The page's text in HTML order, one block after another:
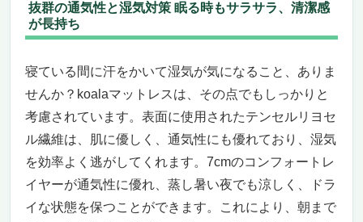
抜群の通気性と湿気対策 眠る時もサラサラ、清潔感
が長持ち
寝ている間に汗をかいて湿気が気になること、ありま
せんか？koalaマットレスは、その点でもしっかりと
考慮されています。表面に使用されたテンセルリヨセ
ル繊維は、肌に優しく、通気性にも優れており、湿気
を効率よく逃がしてくれます。7cmのコンフォートレ
イヤーが通気性に優れ、蒸し暑い夜でも涼しく、ドラ
イな状態を保つことができます。これにより、朝まで